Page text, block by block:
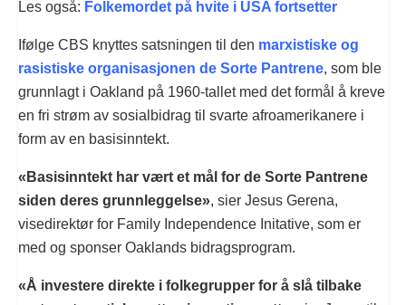
Les også: Folkemordet på hvite i USA fortsetter
Ifølge CBS knyttes satsningen til den marxistiske og
rasistiske organisasjonen de Sorte Pantrene, som ble
grunnlagt i Oakland på 1960-tallet med det formål å kreve
en fri strøm av sosialbidrag til svarte afroamerikanere i
form av en basisinntekt.
«Basisinntekt har vært et mål for de Sorte Pantrene
siden deres grunnleggelse», sier Jesus Gerena,
visedirektør for Family Independence Initative, som er
med og sponser Oaklands bidragsprogram.
«Å investere direkte i folkegrupper for å slå tilbake